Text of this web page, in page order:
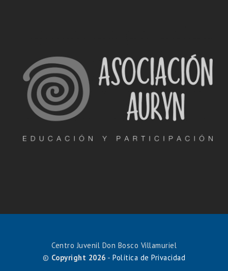
Centro Juvenil Don Bosco Villamuriel
© Copyright 2026 -Política de Privacidad